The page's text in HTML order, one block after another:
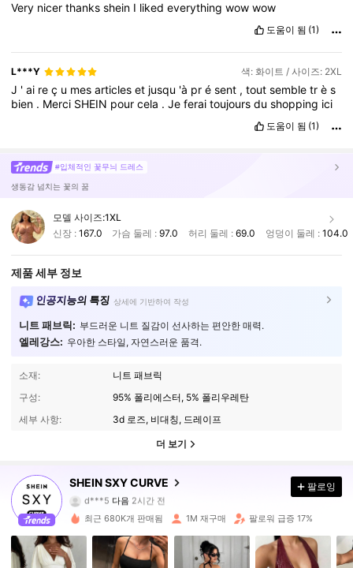
Very nicerthanksshein I likedeverythingwowwow
도움이 됨 (1)
L***Y 색: 화이트 / 사이즈: 2XL
J 'ai reç u mesarticleset jusqu 'à présent ,toutsembletrès
bien . Merci SHEIN pourcela .Jeferaitoujoursdushopping ici
도움이 됨 (1)
#입체적인 꽃무늬 드레스
생동감 넘치는 꽃의 꿈
모델 사이즈:1XL
신장 : 167.0 가슴 둘레 :97.0 허리 둘레 : 69.0 엉덩이 둘레 : 104.0
제품 세부 정보
인공지능의 특징 상세에 기반하여 작성
니트 패브릭: 부드러운 니트 질감이 선사하는 편안한 매력.
엘레강스: 우아한 스타일, 자연스러운 품격.
소재:
니트 패브릭
구성:
95% 폴리에스터, 5% 폴리우레탄
세부 사항:
3d 로즈, 비대칭, 드레이프
더 보기
SHEIN SXY CURVE
d***5다음2시간 전
B***a 가 탐색 중입니다
4.89
450K 팔로워
4.89 450K 팔로워
팔로잉
최근 680K개 판매됨 1M 재구매 팔로워 급증 17%